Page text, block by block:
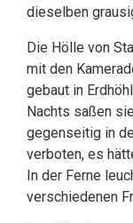
dieselben
Die Hölle von
mit den
gebaut in
Nachts saßen
gegenseitig in
verboten, es
In der Ferne
verschiedenen